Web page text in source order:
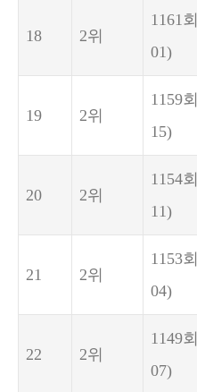
18 2위
1161회
01)
19 2위
1159회
15)
20 2위
1154회
11)
21 2위
1153회
04)
22 2위
1149회
07)